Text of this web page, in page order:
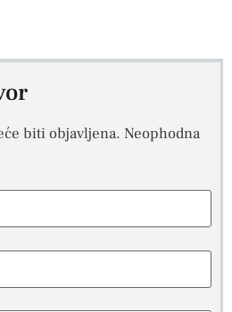
biti objavljena. Neophodna